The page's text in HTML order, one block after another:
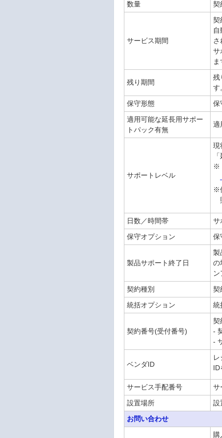
数量 契
サービス期間
契
さ
サ
残り期間
残
す
保守形態
保
適用可能な延長用サポー
トパック有無
適
サポートレベル
現
※
※
日数／時間帯
サ
保守オプション
保
製品サポート終了日
製
の
契約種別
契
統括オプション
統
契約番号(受付番号)
契
-
-
ベンダID
ID
サービス手配番号
サ
設置場所
設
お問い合わせ
購